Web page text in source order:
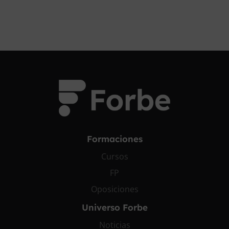
Formaciones
Cursos
FP
Oposiciones
Universo Forbe
Noticias